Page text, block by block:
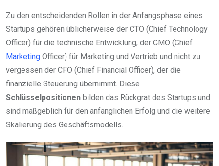
Zu den entscheidenden Rollen in der Anfangsphase eines
Startups gehören üblicherweise der CTO (Chief Technology
Officer) für die technische Entwicklung, der CMO (Chief
Marketing Officer) für Marketing und Vertrieb und nicht zu
vergessen der CFO (Chief Financial Officer), der die
finanzielle Steuerung übernimmt. Diese
Schlüsselpositionen bilden das Rückgrat des Startups und
sind maßgeblich für den anfänglichen Erfolg und die weitere
Skalierung des Geschäftsmodells.